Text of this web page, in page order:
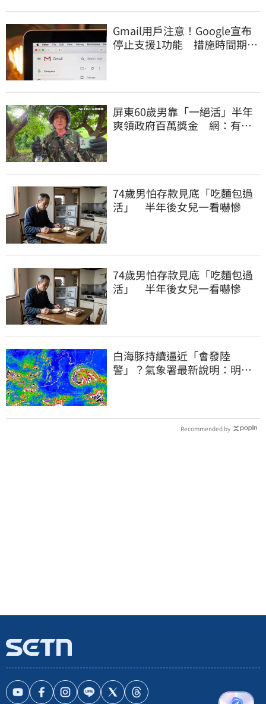
Gmail用戶注意！Google宣布
停止支援1功能 措施時間期限
屏東60歲男靠「一絕活」半年
爽領政府百萬獎金 網：有人
74歲男怕存款見底「吃麵包過
活」 半年後女兒一看嚇慘
74歲男怕存款見底「吃麵包過
活」 半年後女兒一看嚇慘
白海豚持續逼近「會發陸
警」？氣象署最新說明：明天
Recommended by